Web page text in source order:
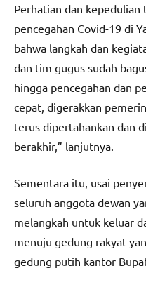
Perhatian dan kepedulian
pencegahan Covid-19 di
bahwa langkah dan
dan tim gugus sudah
hingga pencegahan dan
cepat, digerakkan
terus dipertahankan dan
berakhir,” lanjutnya.
Sementara itu, usai
seluruh anggota dewan
melangkah untuk keluar
menuju gedung rakyat
gedung putih kantor